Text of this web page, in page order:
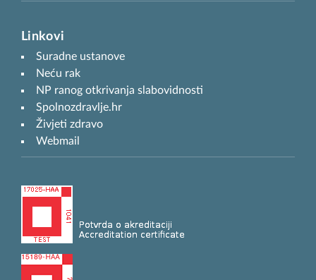
Linkovi
Suradne ustanove
Neću rak
NP ranog otkrivanja slabovidnosti
Spolnozdravlje.hr
Živjeti zdravo
Webmail